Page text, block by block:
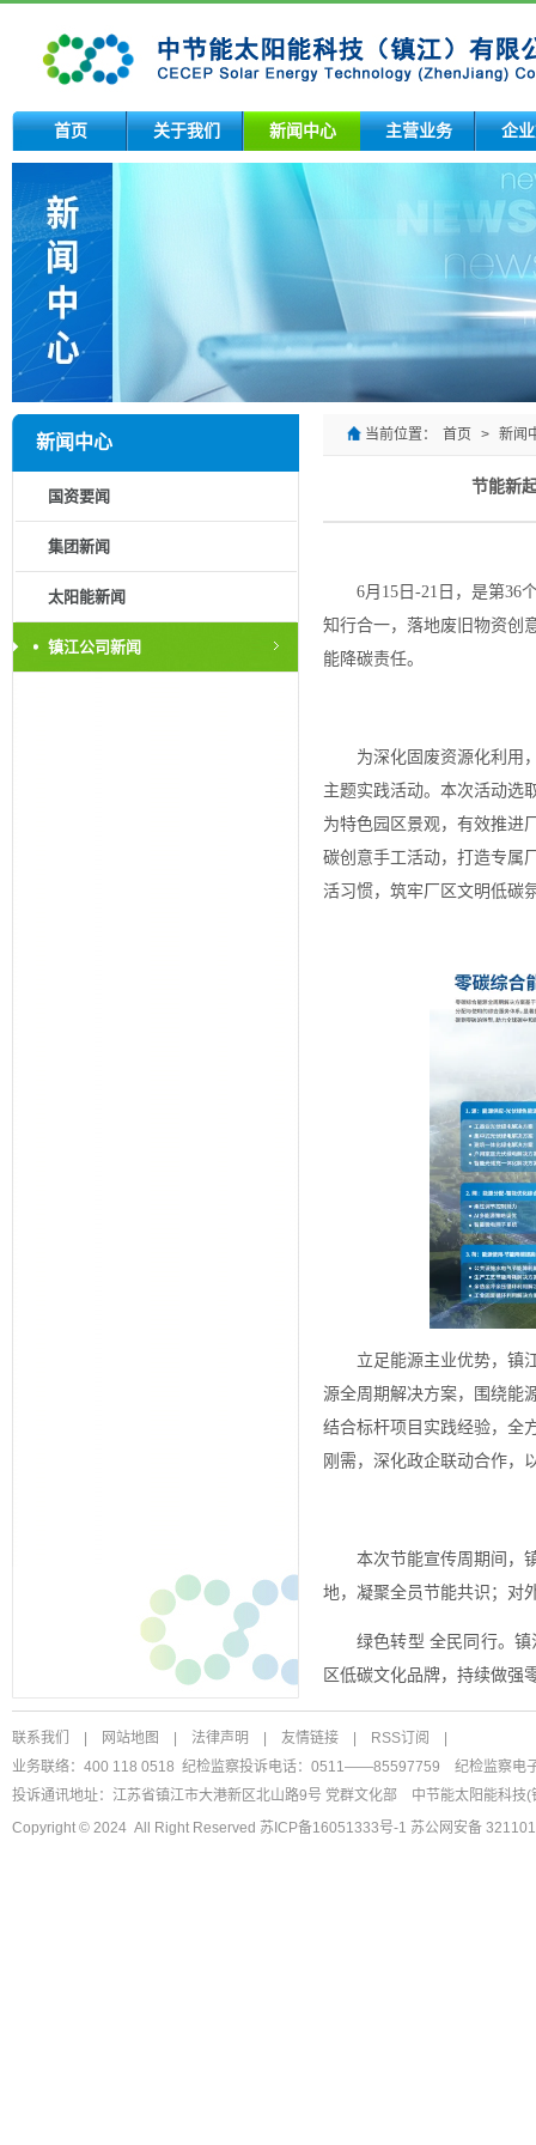
首页 关于我们 新闻中心 主营业务 企
新闻中心
国资要闻
集团新闻
太阳能新闻
镇江公司新闻
当前位置： 首页 > 新闻
节能新
6月15日-21日，是第36
知行合一，落地废旧物资创
能降碳责任。
为深化固废资源化利用
主题实践活动。本次活动选
为特色园区景观，有效推进
碳创意手工活动，打造专属
活习惯，筑牢厂区文明低碳
立足能源主业优势，镇
源全周期解决方案，围绕能
结合标杆项目实践经验，全
刚需，深化政企联动合作，
本次节能宣传周期间，
地，凝聚全员节能共识；对
绿色转型 全民同行。
区低碳文化品牌，持续做强
联系我们 网站地图 法律声明 友情链接 RSS订阅
业务联络：400 118 0518 纪检监察投诉电话：0511——85597759 纪检监察电
投诉通讯地址：江苏省镇江市大港新区北山路9号 党群文化部
中节能太阳能科技
Copyright © 2024 All Right Reserved 苏ICP备16051333号-1 苏公网安备